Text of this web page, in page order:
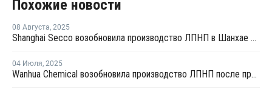
Похожие новости
08 Августа, 2025
Shanghai Secco возобновила производство ЛПНП в Шанхае после ремонта
04 Июля, 2025
Wanhua Chemical возобновила производство ЛПНП после профилактики